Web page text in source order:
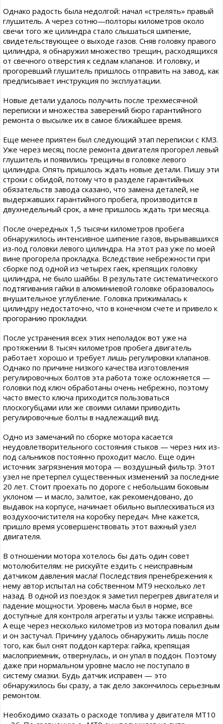
Однако радость была недолгой: начал «стрелять» правый
глушитель. А через сотню—полторы километров около
свечи того же цилиндра стало слышаться шипение,
свидетельствующее о выходе газов. Сняв головку правого
цилиндра, я обнаружил множество трещин, расходящихся
от свечного отверстия к седлам клапанов. И головку, и
прогоревший глушитель пришлось отправить на завод, как
предписывает инструкция по эксплуатации.
Новые детали удалось получить после трехмесячной
переписки и множества заверений бюро гарантийного
ремонта о высылке их в самое ближайшее время.
Еще менее приятен был следующий этап переписки с КМЗ.
Уже через месяц после ремонта двигателя прогорел левый
глушитель и появились трещины в головке левого
цилиндра. Опять пришлось ждать новые детали. Пишу эти
строки с обидой, потому что в разделе гарантийных
обязательств завода сказано, что замена деталей, не
выдержавших гарантийного пробега, производится в
двухнедельный срок, а мне пришлось ждать три месяца.
После очередных 1,5 тысячи километров пробега
обнаружилось интенсивное шипение газов, вырывавшихся
из-под головки левого цилиндра. На этот раз уже по моей
вине прогорела прокладка. Вследствие небрежности при
сборке под одной из четырех гаек, крепящих головку
цилиндра, не было шайбы. В результате систематического
подтягивания гайки в алюминиевой головке образовалось
внушительное углубление. Головка прижималась к
цилиндру недостаточно, что в конечном счете и привело к
прогоранию прокладки.
После устранения всех этих неполадок вот уже на
протяжении 8 тысяч километров пробега двигатель
работает хорошо и требует лишь регулировки клапанов.
Однако по причине низкого качества изготовления
регулировочных болтов эта работа тоже осложняется —
головки под ключ обработаны очень небрежно, поэтому
часто вместо ключа приходится пользоваться
плоскогубцами или же своими силами приводить
регулировочные болты в надлежащий вид.
Одно из замечаний по сборке мотора касается
неудовлетворительного состояния стыков — через них из-
под сальников постоянно проходит масло. Еще один
источник загрязнения мотора — воздушный фильтр. Этот
узел не претерпел существенных изменений за последние
20 лет. Стоит проехать по дороге с небольшим боковым
уклоном — и масло, залитое, как рекомендовано, до
выдавок на корпусе, начинает обильно выплескиваться из
воздухоочистителя на коробку передач. Мне кажется,
пришло время усовершенствовать этот важный узел
двигателя.
В отношении мотора хотелось бы дать один совет
мотолюбителям: не рискуйте ездить с неисправным
датчиком давления масла! Последствия пренебрежения к
нему автор испытал на собственном МТ9 несколько лет
назад. В одной из поездок я заметил перегрев двигателя и
падение мощности. Уровень масла был в норме, все
доступные для контроля агрегаты и узлы также исправны.
А еще через несколько километров из мотора повалил дым
и он застучал. Причину удалось обнаружить лишь после
того, как был снят поддон картера: гайка, крепящая
маслоприемник, отвернулась, и он упал в поддон. Поэтому
даже при нормальном уровне масло не поступало в
систему смазки. Будь датчик исправен — это
обнаружилось бы сразу, а так дело закончилось серьезным
ремонтом.
Необходимо сказать о расходе топлива у двигателя МТ10